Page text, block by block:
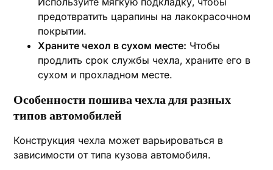
предотвратить царапины на лакокрасочном
покрытии.
Храните чехол в сухом месте: Чтобы
продлить срок службы чехла‚ храните его в
сухом и прохладном месте.
Особенности пошива чехла для разных
типов автомобилей
Конструкция чехла может варьироваться в
зависимости от типа кузова автомобиля.